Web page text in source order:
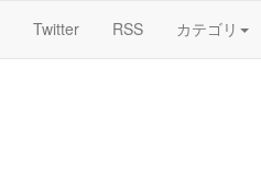
Twitter RSS カテゴリ